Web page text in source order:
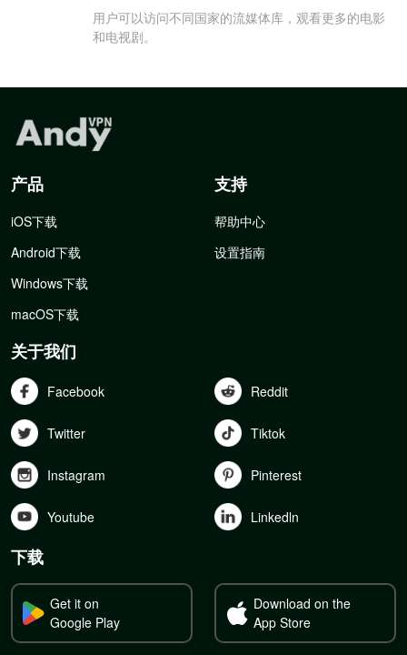
用户可以访问不同国家的流媒体库，观看更多的电影
和电视剧。
产品
iOS下载
Android下载
Windows下载
macOS下载
支持
帮助中心
设置指南
关于我们
Facebook Reddit
Twitter Tiktok
Instagram Pinterest
Youtube Linkedln
下载
Get it on
Google Play
Download on the
App Store